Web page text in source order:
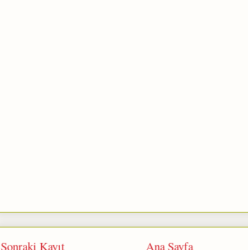
Sonraki Kayıt Ana Sayfa